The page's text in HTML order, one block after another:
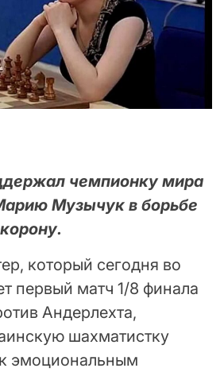
чемпионку мира
Музычук в борьбе
который сегодня во
первый матч 1/8 финала
Андерлехта,
шахматистку
эмоциональным